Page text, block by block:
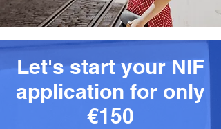
Let's start your NIF
application for only
€150